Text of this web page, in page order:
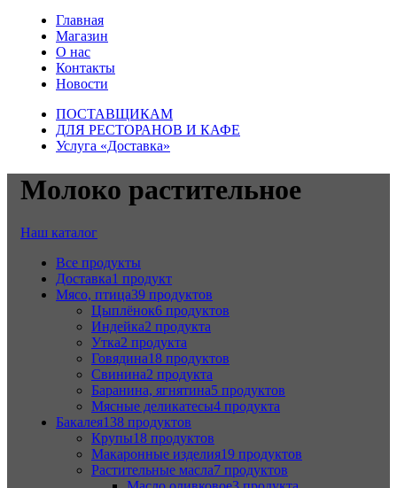
Главная
Магазин
О нас
Контакты
Новости
ПОСТАВЩИКАМ
ДЛЯ РЕСТОРАНОВ И КАФЕ
Услуга «Доставка»
Молоко растительное
Наш каталог
Все продукты
Доставка1 продукт
Мясо, птица39 продуктов
Цыплёнок6 продуктов
Индейка2 продукта
Утка2 продукта
Говядина18 продуктов
Свинина2 продукта
Баранина, ягнятина5 продуктов
Мясные деликатесы4 продукта
Бакалея138 продуктов
Крупы18 продуктов
Макаронные изделия19 продуктов
Растительные масла7 продуктов